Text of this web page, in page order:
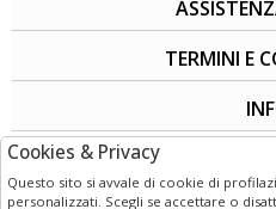
TERMINI E
Cookies & Privacy
Questo sito si avvale di cookie di
personalizzati. Scegli se accettare o